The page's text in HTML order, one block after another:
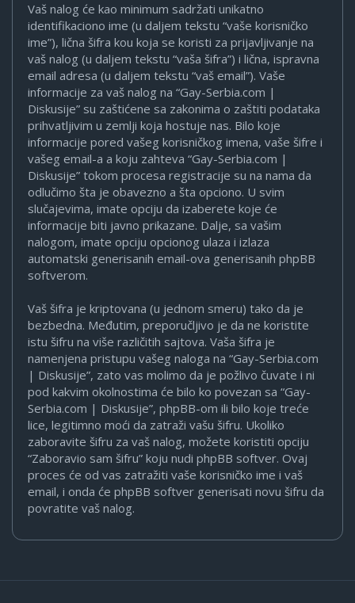
Vaš nalog će kao minimum sadržati unikatno
identifikaciono ime (u daljem tekstu “vaše korisničko
ime”), lična šifra kou koja se koristi za prijavljivanje na
vaš nalog (u daljem tekstu “vaša šifra”) i lična, ispravna
email adresa (u daljem tekstu “vaš email”). Vaše
informacije za vaš nalog na “Gay-Serbia.com |
Diskusije” su zaštićene sa zakonima o zaštiti podataka
prihvatljivim u zemlji koja hostuje nas. Bilo koje
informacije pored vašeg korisničkog imena, vaše šifre i
vašeg email-a a koju zahteva “Gay-Serbia.com |
Diskusije” tokom procesa registracije su na nama da
odlučimo šta je obavezno a šta opciono. U svim
slučajevima, imate opciju da izaberete koje će
informacije biti javno prikazane. Dalje, sa vašim
nalogom, imate opciju opcionog ulaza i izlaza
automatski generisanih email-ova generisanih phpBB
softverom.
Vaš šifra je kriptovana (u jednom smeru) tako da je
bezbedna. Međutim, preporučljivo je da ne koristite
istu šifru na više različitih sajtova. Vaša šifra je
namenjena pristupu vašeg naloga na “Gay-Serbia.com
| Diskusije”, zato vas molimo da je požlivo čuvate i ni
pod kakvim okolnostima će bilo ko povezan sa “Gay-
Serbia.com | Diskusije”, phpBB-om ili bilo koje treće
lice, legitimno moći da zatraži vašu šifru. Ukoliko
zaboravite šifru za vaš nalog, možete koristiti opciju
“Zaboravio sam šifru” koju nudi phpBB softver. Ovaj
proces će od vas zatražiti vaše korisničko ime i vaš
email, i onda će phpBB softver generisati novu šifru da
povratite vaš nalog.